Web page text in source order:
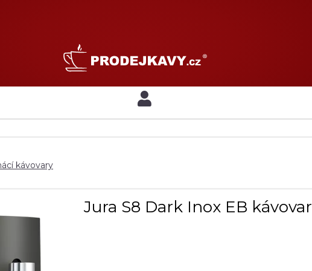
kávovary
Jura S8 Dark Inox EB kávovar